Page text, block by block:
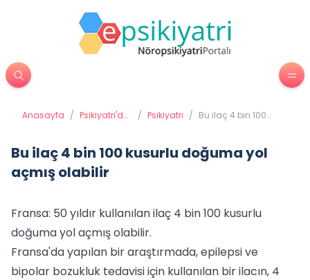
Anasayfa / Psikiyatri'de
/ Psikiyatri / Bu ilaç 4 bin 100
Bu ilaç 4 bin 100 kusurlu doğuma yol
açmış olabilir
Fransa: 50 yıldır kullanılan ilaç 4 bin 100 kusurlu
doğuma yol açmış olabilir.
Fransa'da yapılan bir araştırmada, epilepsi ve
bipolar bozukluk tedavisi için kullanılan bir ilacın, 4